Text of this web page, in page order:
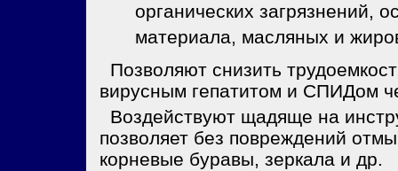
органических загрязнений,
материала, масляных и
Позволяют снизить
вирусным гепатитом и СПИДом
Воздействуют щадяще на
позволяет без повреждений
корневые буравы, зеркала и др.